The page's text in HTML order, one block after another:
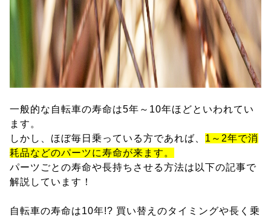
一般的な自転車の寿命は5年～10年ほどといわれてい
ます。
しかし、ほぼ毎日乗っている方であれば、 1～2年で消
耗品などのパーツに寿命が来ます。
パーツごとの寿命や長持ちさせる方法は以下の記事で
解説しています！
自転車の寿命は10年!? 買い替えのタイミングや長く乗